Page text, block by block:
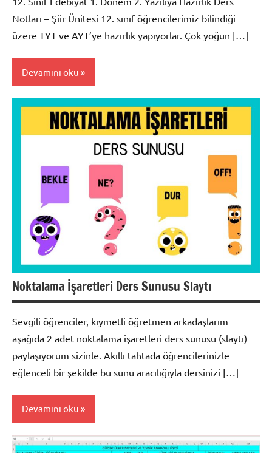
Notları – Şiir Ünitesi 12. sınıf öğrencilerimiz bilindiği
üzere TYT ve AYT’ye hazırlık yapıyorlar. Çok yoğun […]
Devamını oku
Dosyalar
Noktalama İşaretleri Ders Sunusu Slaytı
Sevgili öğrenciler, kıymetli öğretmen arkadaşlarım
aşağıda 2 adet noktalama işaretleri ders sunusu (slaytı)
paylaşıyorum sizinle. Akıllı tahtada öğrencilerinizle
eğlenceli bir şekilde bu sunu aracılığıyla dersinizi […]
Devamını oku
Türkçe